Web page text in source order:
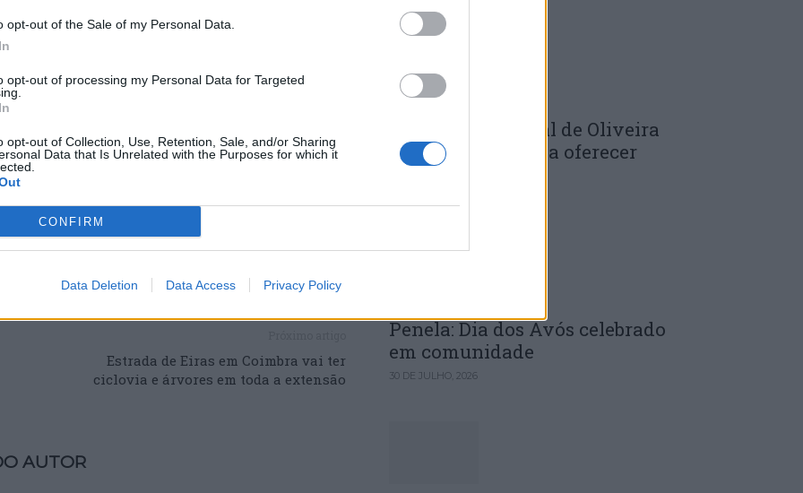
opt-out of the Sale of my Personal Data.
opt-out of processing my Personal Data for Targeted
opt-out of Collection, Use, Retention, Sale, and/or Sharing
Data that Is Unrelated with the Purposes for which it
CONFIRM
Data Deletion Data Access Privacy Policy
arguidos pelos crimes de que estão
milhão e 600 mil euros ao Estado, dinheiro
ilícitas.
da Costa, foram contactados pela CNN e
Estrada de Eiras em Coimbra vai ter
ciclovia e árvores em toda a extensão
AUTOR
Câmara Municipal de Oliveira
do Hospital volta a oferecer
cadernos de...
Penela: Dia dos Avós celebrado
em comunidade
30 DE JULHO, 2026